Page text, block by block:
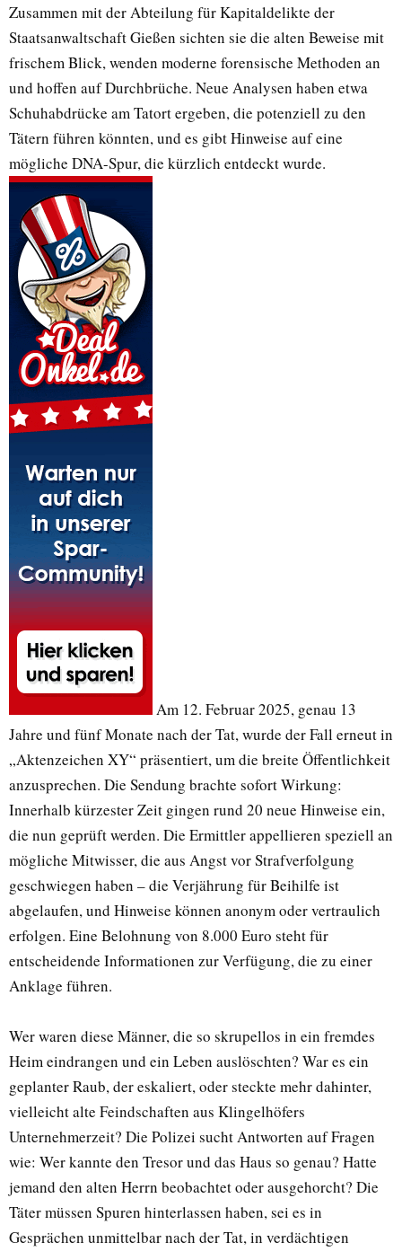
Zusammen mit der Abteilung für Kapitaldelikte der
Staatsanwaltschaft Gießen sichten sie die alten Beweise mit
frischem Blick, wenden moderne forensische Methoden an
und hoffen auf Durchbrüche. Neue Analysen haben etwa
Schuhabdrücke am Tatort ergeben, die potenziell zu den
Tätern führen könnten, und es gibt Hinweise auf eine
mögliche DNA-Spur, die kürzlich entdeckt wurde.
Am 12. Februar 2025, genau 13
Jahre und fünf Monate nach der Tat, wurde der Fall erneut in
„Aktenzeichen XY“ präsentiert, um die breite Öffentlichkeit
anzusprechen. Die Sendung brachte sofort Wirkung:
Innerhalb kürzester Zeit gingen rund 20 neue Hinweise ein,
die nun geprüft werden. Die Ermittler appellieren speziell an
mögliche Mitwisser, die aus Angst vor Strafverfolgung
geschwiegen haben – die Verjährung für Beihilfe ist
abgelaufen, und Hinweise können anonym oder vertraulich
erfolgen. Eine Belohnung von 8.000 Euro steht für
entscheidende Informationen zur Verfügung, die zu einer
Anklage führen.
Wer waren diese Männer, die so skrupellos in ein fremdes
Heim eindrangen und ein Leben auslöschten? War es ein
geplanter Raub, der eskaliert, oder steckte mehr dahinter,
vielleicht alte Feindschaften aus Klingelhöfers
Unternehmerzeit? Die Polizei sucht Antworten auf Fragen
wie: Wer kannte den Tresor und das Haus so genau? Hatte
jemand den alten Herrn beobachtet oder ausgehorcht? Die
Täter müssen Spuren hinterlassen haben, sei es in
Gesprächen unmittelbar nach der Tat, in verdächtigen